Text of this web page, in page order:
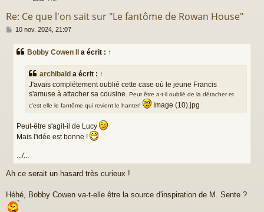
Re: Ce que l'on sait sur "Le fantôme de Rowan House"
M
s
10 nov. 2024, 21:07
Bobby Cowen II a écrit : ↑
archibald a écrit : ↑
J'avais complétement oublié cette case où le jeune Francis
s'amuse à attacher sa cousine. Peut être a-t-il oublié de la détacher et
c'est elle le fantôme qui revient le hanter!
Image (10).jpg
Peut-être s'agit-il de Lucy
Mais l'idée est bonne !
.../...
Ah ce serait un hasard très curieux !
Héhé, Bobby Cowen va-t-elle être la source d'inspiration de M. Sente ?